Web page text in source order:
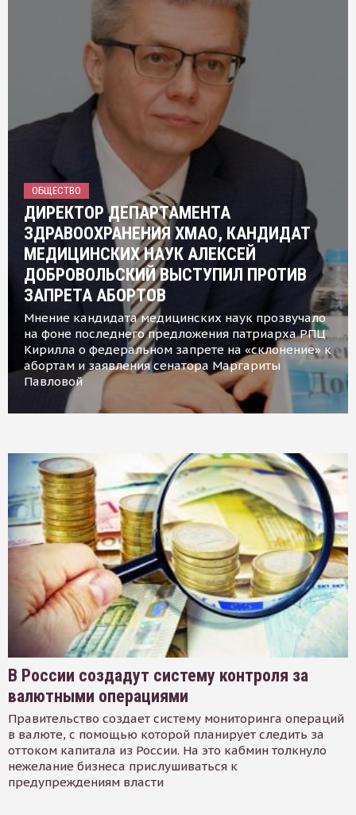
ОБЩЕСТВО
ДИРЕКТОР ДЕПАРТАМЕНТА
ЗДРАВООХРАНЕНИЯ ХМАО, КАНДИДАТ
МЕДИЦИНСКИХ НАУК АЛЕКСЕЙ
ДОБРОВОЛЬСКИЙ ВЫСТУПИЛ ПРОТИВ
ЗАПРЕТА АБОРТОВ
Мнение кандидата медицинских наук прозвучало
на фоне последнего предложения патриарха РПЦ
Кирилла о федеральном запрете на «склонение» к
абортам и заявления сенатора Маргариты
Павловой
В России создадут систему контроля за
валютными операциями
Правительство создает систему мониторинга операций
в валюте, с помощью которой планирует следить за
оттоком капитала из России. На это кабмин толкнуло
нежелание бизнеса прислушиваться к
предупреждениям власти